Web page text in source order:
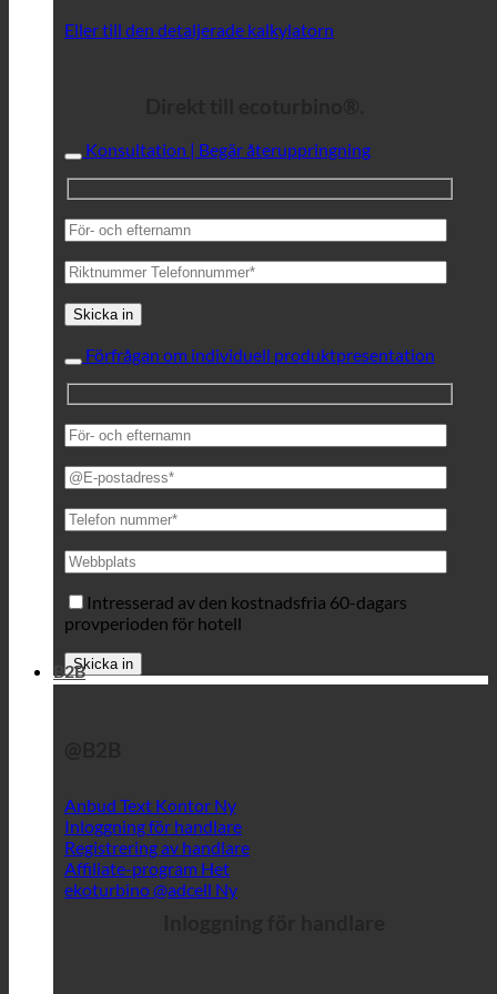
Eller till den detaljerade kalkylatorn
Konsultation | Begär återuppringning
Förfrågan om individuell produktpresentation
Intresserad av den kostnadsfria 60-dagars
provperioden för hotell
B2B
Anbud Text Kontor
Inloggning för handlare
Registrering av handlare
Affiliate-program
ekoturbino @adcell